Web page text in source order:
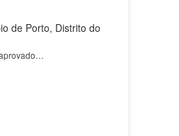
de Porto, Distrito do